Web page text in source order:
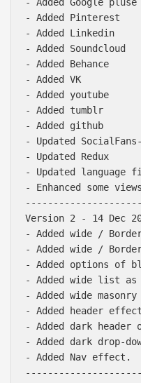
- Added Pinterest
- Added Linkedin
- Added Soundcloud
- Added Behance
- Added VK
- Added youtube
- Added tumblr
- Added github
- Updated
- Updated Redux
- Updated language
- Enhanced some views
Version 2 - 14 Dec
- Added wide /
- Added wide /
- Added options of
- Added wide list as
- Added wide
- Added header
- Added dark header
- Added dark drop-
- Added Nav effect.